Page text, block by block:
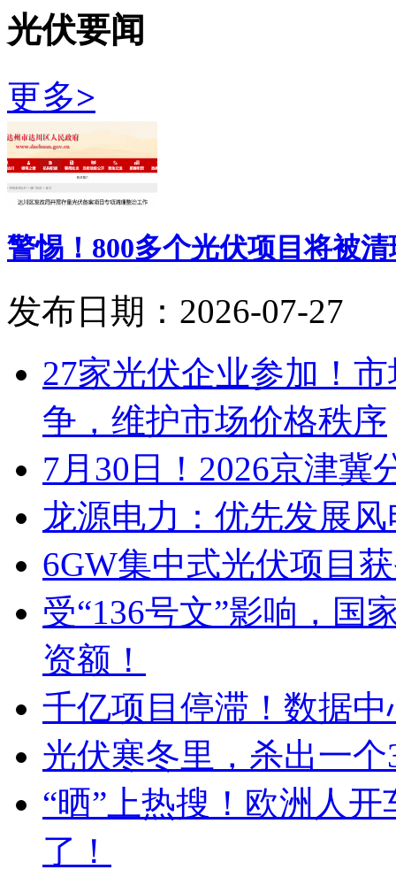
光伏要闻
更多>
警惕！800多个光伏项目将被
发布日期：2026-07-27
27家光伏企业参加！
争，维护市场价格秩序
7月30日！2026京津冀
龙源电力：优先发展
6GW集中式光伏项目
受“136号文”影响，国
资额！
千亿项目停滞！数据
光伏寒冬里，杀出一个
“晒”上热搜！欧洲人
了！